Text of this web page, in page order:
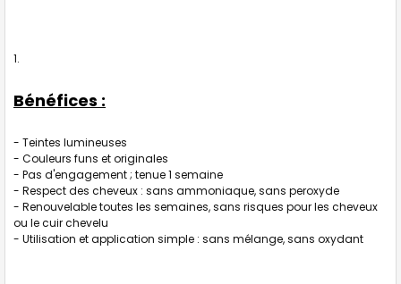
Bénéfices :
- Teintes lumineuses
- Couleurs funs et originales
- Pas d'engagement ; tenue 1 semaine
- Respect des cheveux : sans ammoniaque, sans peroxyde
- Renouvelable toutes les semaines, sans risques pour les cheveux
ou le cuir chevelu
- Utilisation et application simple : sans mélange, sans oxydant